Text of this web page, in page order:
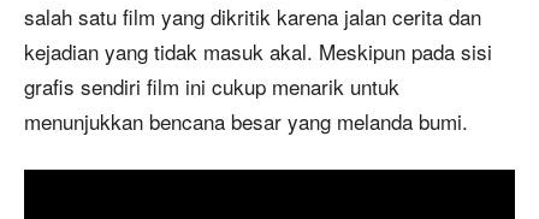
salah satu film yang dikritik karena jalan cerita dan
kejadian yang tidak masuk akal. Meskipun pada sisi
grafis sendiri film ini cukup menarik untuk
menunjukkan bencana besar yang melanda bumi.